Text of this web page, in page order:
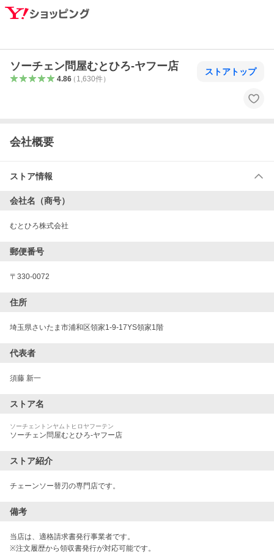
ソーチェン問屋むとひろ-ヤフー店
4.86（ 1,630件）
ストアトップ
会社概要
ストア情報
会社名（商号）
むとひろ株式会社
郵便番号
〒 330-0072
住所
埼玉県さいたま市浦和区領家1-9-17YS領家1階
代表者
須藤 新一
ストア名
ソーチェントンヤムトヒロヤフーテン
ソーチェン問屋むとひろ-ヤフー店
ストア紹介
チェーンソー替刃の専門店です。
備考
当店は、適格請求書発行事業者です。
※注文履歴から領収書発行が対応可能です。